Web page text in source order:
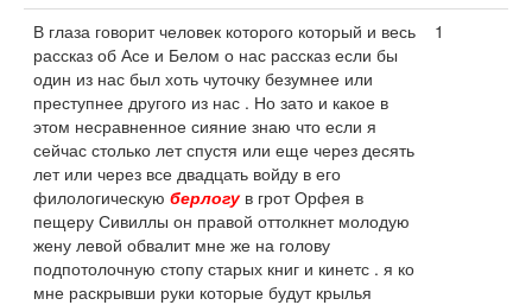
В глаза говорит человек которого который и весь
рассказ об Асе и Белом о нас рассказ если бы
один из нас был хоть чуточку безумнее или
преступнее другого из нас . Но зато и какое в
этом несравненное сияние знаю что если я
сейчас столько лет спустя или еще через десять
лет или через все двадцать войду в его
филологическую берлогув грот Орфея в
пещеру Сивиллы он правой оттолкнет молодую
жену левой обвалит мне же на голову
подпотолочную стопу старых книг и кинетс . я ко
мне раскрывши руки которые будут крылья
1